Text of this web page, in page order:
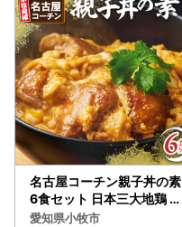
名古屋コーチン親子丼の素
6食セット 日本三大地鶏
小牧市発祥 [004O02]
愛知県小牧市